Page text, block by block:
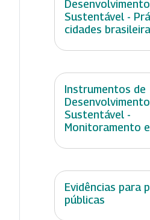
Sustentável -
cidades
Instrumentos de
Sustentável -
Monitoramento
Evidências para
públicas